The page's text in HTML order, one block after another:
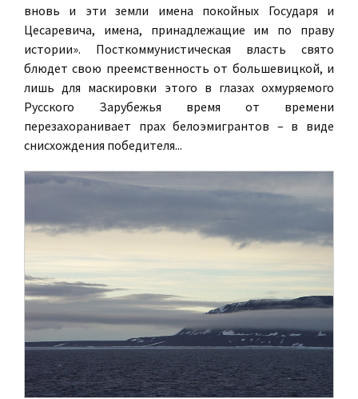
вновь и эти земли имена покойных Государя и
Цесаревича, имена, принадлежащие им по праву
истории». Посткоммунистическая власть свято
блюдет свою преемственность от большевицкой, и
лишь для маскировки этого в глазах охмуряемого
Русского Зарубежья время от времени
перезахоранивает прах белоэмигрантов – в виде
снисхождения победителя...